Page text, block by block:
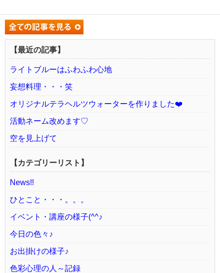
【最近の記事】
ライトブルーはふわふわ心地
妄想料理・・・笑
オリジナルテラヘルツウォーターを作りました❤️
活動ネーム改めます♡
空を見上げて
【カテゴリーリスト】
News!!
ひとこと・・・。。。
イベント・講座の様子(^^♪
今日の色々♪
お出掛けの様子♪
色彩心理の人～記録